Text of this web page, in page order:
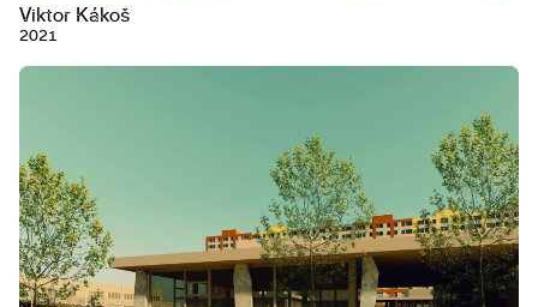
Viktor Kákoš
2021